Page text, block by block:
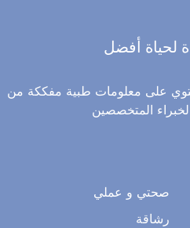
لحياة أفضل
على معلومات طبية مفككة من
المتخصصين
صحتي و عملي
رشاقة